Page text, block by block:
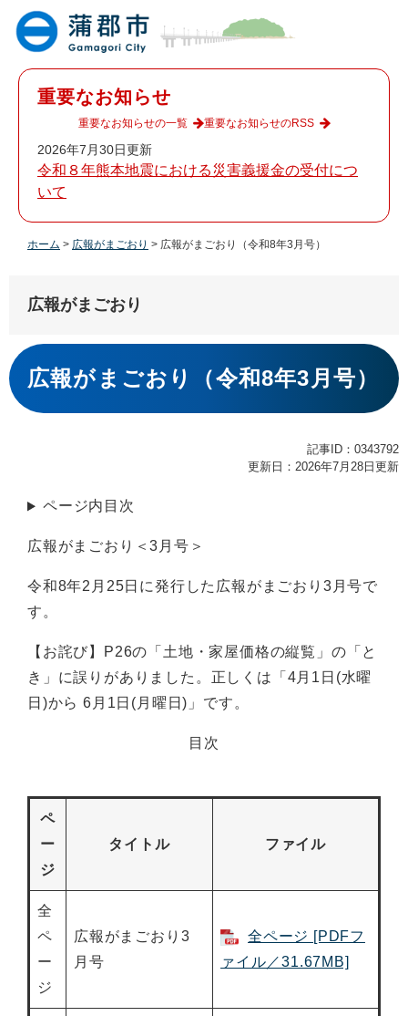
重要なお知らせ
2026年7月30日更新
令和８年熊本地震における災害義援金の受付につ
いて
重要なお知らせの一覧 重要なお知らせのRSS
ホーム > 広報がまごおり > 広報がまごおり（令和8年3月号）
広報がまごおり
本
文
広報がまごおり（令和8年3月号）
記事ID：0343792
更新日：2026年7月28日更新
ページ内目次
広報がまごおり＜3月号＞
令和8年2月25日に発行した広報がまごおり3月号で
す。
【お詫び】P26の「土地・家屋価格の縦覧」の「と
き」に誤りがありました。正しくは「4月1日(水曜
日)から 6月1日(月曜日)」です。
目次
ペ
ー
ジ
タイトル ファイル
全
ペ
ー
ジ
広報がまごおり3
月号
全ページ [PDFフ
ァイル／31.67MB]